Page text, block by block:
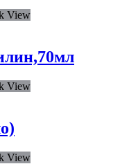
View
View
View